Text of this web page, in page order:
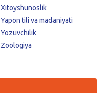
Xitoyshunoslik
Yapon tili va madaniyati
Yozuvchilik
Zoologiya